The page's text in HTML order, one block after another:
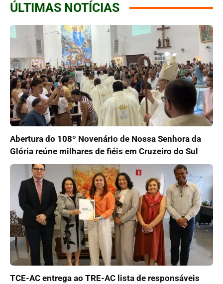
ÚLTIMAS NOTÍCIAS
Abertura do 108º Novenário de Nossa Senhora da
Glória reúne milhares de fiéis em Cruzeiro do Sul
TCE-AC entrega ao TRE-AC lista de responsáveis